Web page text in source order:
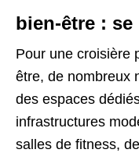
bien-être :
Pour une croisière
être, de nombreux
des espaces
infrastructures
salles de fitness,